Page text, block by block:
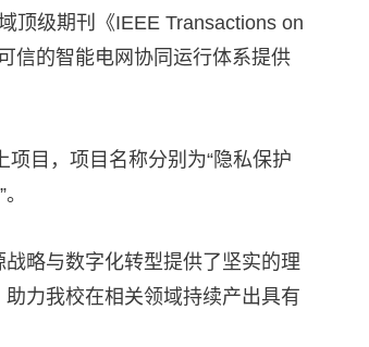
顶级期刊《IEEE Transactions on
信的智能电网协同运行体系提供
目，项目名称分别为“隐私保护
略与数字化转型提供了坚实的理
力我校在相关领域持续产出具有